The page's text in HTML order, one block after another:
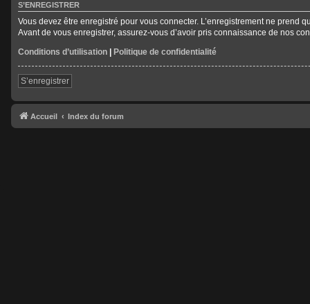
S’ENREGISTRER
Vous devez être enregistré pour vous connecter. L’enregistrement ne prend
Avant de vous enregistrer, assurez-vous d’avoir pris connaissance de nos
Conditions d’utilisation | Politique de confidentialité
S’enregistrer
Accueil Index du forum